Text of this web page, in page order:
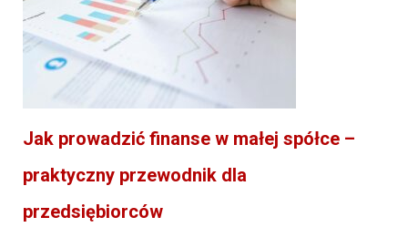
Jak prowadzić finanse w małej spółce –
praktyczny przewodnik dla
przedsiębiorców